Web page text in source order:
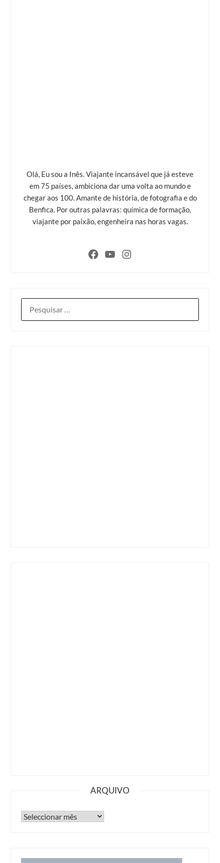
Olá, Eu sou a Inês. Viajante incansável que já esteve
em 75 países, ambiciona dar uma volta ao mundo e
chegar aos 100. Amante de história, de fotografia e do
Benfica. Por outras palavras: química de formação,
viajante por paixão, engenheira nas horas vagas.
ARQUIVO